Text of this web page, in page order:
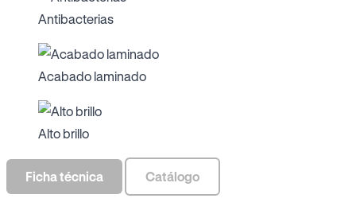
Antibacterias
Acabado laminado
Alto brillo
Ficha técnica Catálogo